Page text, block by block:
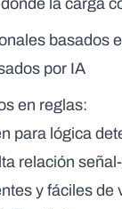
la carga
basados
por IA
en reglas:
para lógica
relación
y fáciles de